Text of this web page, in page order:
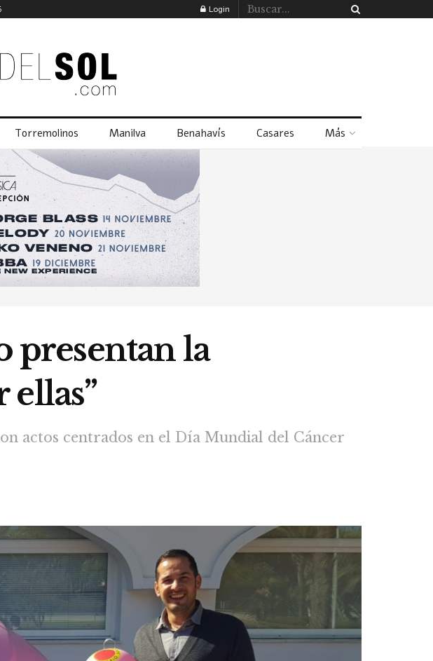
Login
Torremolinos Manilva Benahavís Casares Más
la
actos centrados en el Día Mundial del Cáncer